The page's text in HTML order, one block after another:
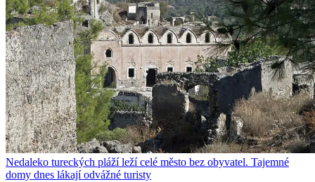
Nedaleko tureckých pláží leží celé město bez obyvatel. Tajemné
domy dnes lákají odvážné turisty